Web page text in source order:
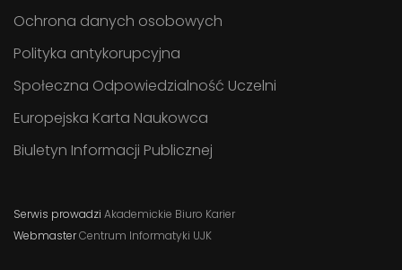
Ochrona danych osobowych
Polityka antykorupcyjna
Społeczna Odpowiedzialność Uczelni
Europejska Karta Naukowca
Biuletyn Informacji Publicznej
Serwis prowadzi Akademickie Biuro Karier
WebmasterCentrum Informatyki UJK